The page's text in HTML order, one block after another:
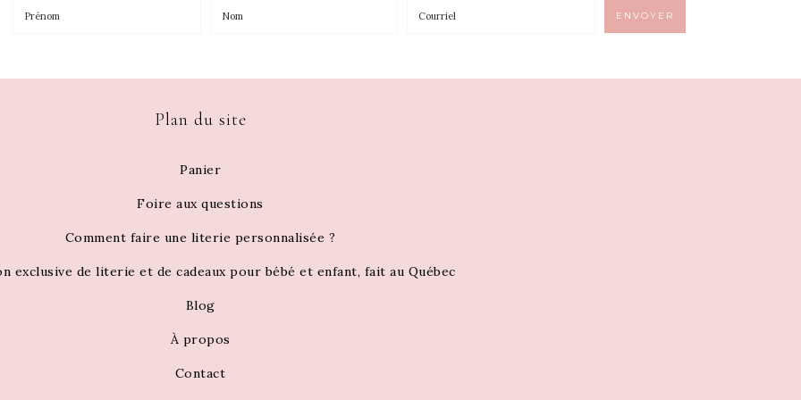
Plan du site
Panier
Foire aux questions
Comment faire une literie personnalisée ?
exclusive de literie et de cadeaux pour bébé et enfant, fait au Québec
Blog
À propos
Contact